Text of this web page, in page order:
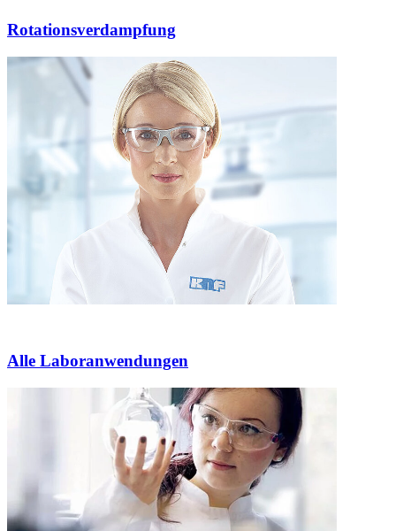
Rotationsverdampfung
Alle Laboranwendungen